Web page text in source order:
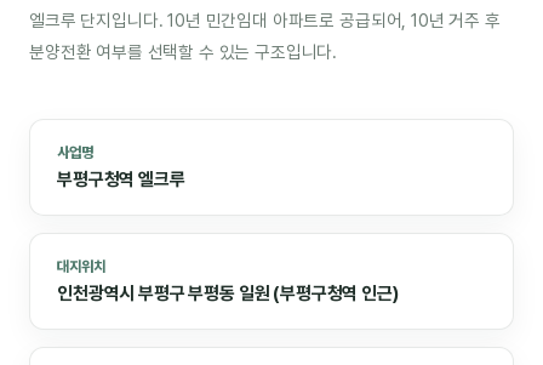
엘크루 단지입니다. 10년 민간임대 아파트로 공급되어, 10년 거주 후
분양전환 여부를 선택할 수 있는 구조입니다.
사업명
부평구청역 엘크루
대지위치
인천광역시 부평구 부평동 일원 (부평구청역 인근)